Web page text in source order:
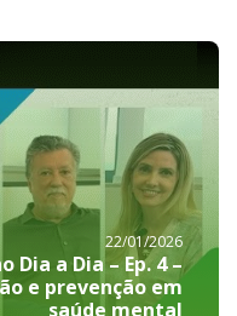
22/01/2026
Dia a Dia – Ep. 4 –
e prevenção em
saúde mental